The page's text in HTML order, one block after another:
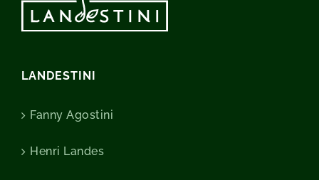
LANDESTINI
Fanny Agostini
Henri Landes